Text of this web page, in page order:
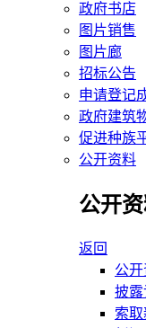
政府书店
图片销售
图片廊
招标公告
申请登记
政府建筑
促进种族
公开资料
公开
返回
公开
披露
索